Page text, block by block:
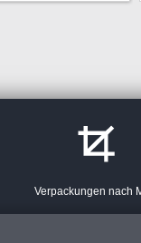
Verpackungen nach